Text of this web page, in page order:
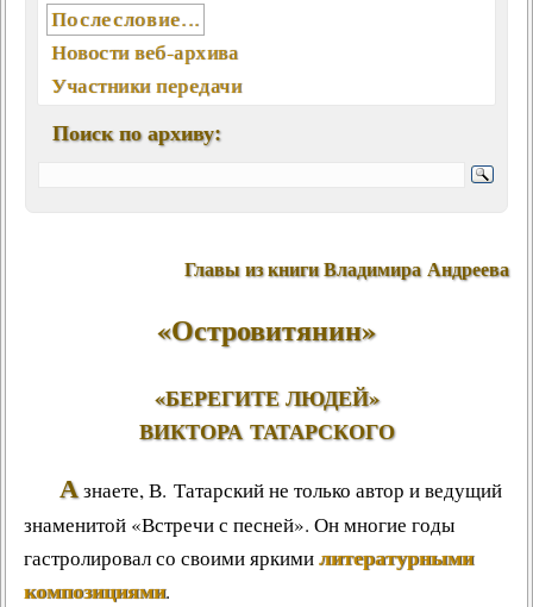
Послесловие...
Новости веб-архива
Участники передачи
Статьи, интервью, книги
Памятные даты августа
Песни, мелодии
Композиторы
Ансамбли, оркестры, хоры
Из фонотеки «Встречи...»
Другие работы В.В.Татарского
Из архива «Радио России»
Поиск по архиву:
Главы из книги Владимира Андреева
«Островитянин»
«БЕРЕГИТЕ ЛЮДЕЙ»
ВИКТОРА ТАТАРСКОГО
Азнаете, В. Татарский не только автор и ведущий
знаменитой «Встречи с песней». Он многие годы
гастролировал со своими яркимилитературными
композициями.